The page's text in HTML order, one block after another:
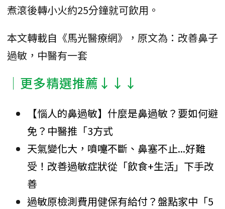
煮滾後轉小火約25分鐘就可飲用。
本文轉載自《馬光醫療網》，原文為：改善鼻子
過敏，中醫有一套
│更多精選推薦↓↓↓
【惱人的鼻過敏】什麼是鼻過敏？要如何避
免？中醫推「3方式
天氣變化大，噴嚏不斷、鼻塞不止...好難
受！改善過敏症狀從「飲食+生活」下手改
善
過敏原檢測費用健保有給付？盤點家中「5